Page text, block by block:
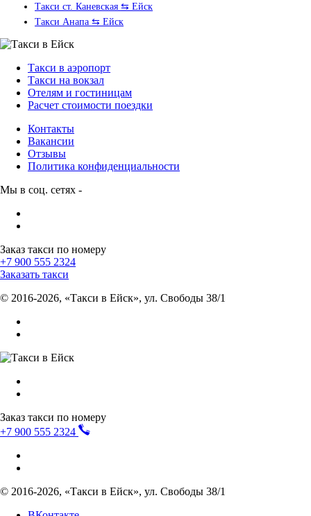
Такси ст. Каневская ⇆ Ейск
Такси Анапа ⇆ Ейск
Такси в аэропорт
Такси на вокзал
Отелям и гостиницам
Раcчет стоимости поездки
Контакты
Вакансии
Отзывы
Политика конфиденциальности
Мы в соц. сетях -
Заказ такси по номеру
+7 900 555 2324
Заказать такси
© 2016-2026, «Такси в Ейск», ул. Свободы 38/1
Заказ такси по номеру
+7 900 555 2324
© 2016-2026, «Такси в Ейск», ул. Свободы 38/1